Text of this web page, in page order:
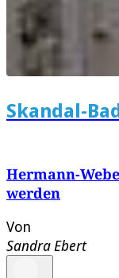
Skandal-
Hermann-
werden
Von
Sandra Ebert